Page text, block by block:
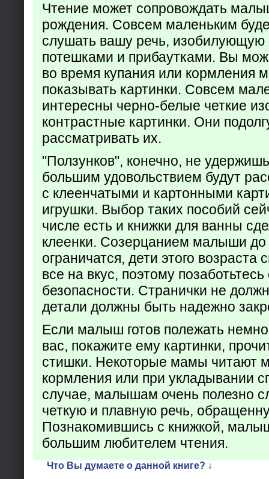
Чтение может сопровождать
рождения. Совсем маленьким
слушать вашу речь,
потешками и прибаутками. Вы
во время купания или кормления
показывать картинки. Совсем
интересны черно-белые четкие
контрастные картинки. Они
рассматривать их.
"Ползунков", конечно, не
большим удовольствием будут
с клеенчатыми и картонными
игрушки. Выбор таких пособий
числе есть и книжки для ванны
клеенки. Созерцанием малыши до
ограничатся, дети этого возраста
все на вкус, поэтому позаботьтесь
безопасности. Странички не
детали должны быть надежно
Если малыш готов полежать
вас, покажите ему картинки,
стишки. Некоторые мамы читают
кормления или при укладывании
случае, малышам очень полезно
четкую и плавную речь,
Познакомившись с книжкой,
большим любителем чтения.
Что Вы думаете о данной книге? ↓